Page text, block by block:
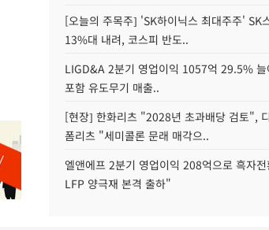
[오늘의 주목주] 'SK하이닉스 최대주주' SK
13%대 내려, 코스피 반도..
LIGD&A 2분기 영업이익 1057억 29.5%
포함 유도무기 매출..
[현장] 한화리츠 "2028년 초과배당 검토",
폼리츠 "세미콜론 문래 매각으..
엘앤에프 2분기 영업이익 208억으로 흑자
LFP 양극재 본격 출하"